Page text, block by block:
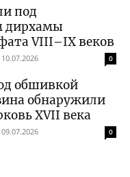
под
дирхамы
VIII–IX веков
10.07.2026 0
обшивкой
обнаружили
XVII века
09.07.2026 0